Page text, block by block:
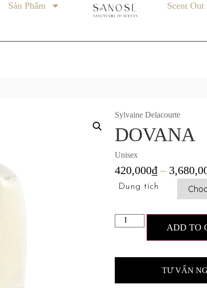
Sản Phẩm Scent Out
Sylvaine Delacourte
DOVANA
Unisex
420,000₫ –
Dung tích
ADD TO
TƯ VẤN